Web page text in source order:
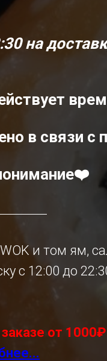
на
в связи с
и том ям,
с 12:00 до
от